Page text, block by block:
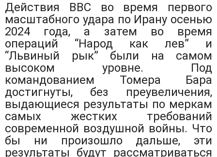
Действия ВВС во время первого
масштабного удара по Ирану осенью
2024 года, а затем во время
операций “Народ как лев” и
“Львиный рык” были на самом
высоком уровне. Под
командованием Томера Бара
достигнуты, без преувеличения,
выдающиеся результаты по меркам
самых жестких требований
современной воздушной войны. Что
бы ни произошло дальше, эти
результаты будут рассматриваться